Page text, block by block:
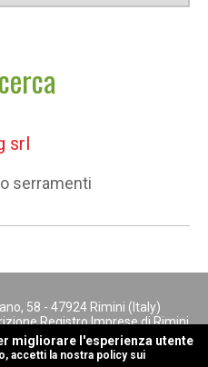
srl
serramenti
58 - 47924 Rimini (Italy)
Registro Imprese di Rimini
147622
migliorare l'esperienza utente
accetti la nostra policy sui